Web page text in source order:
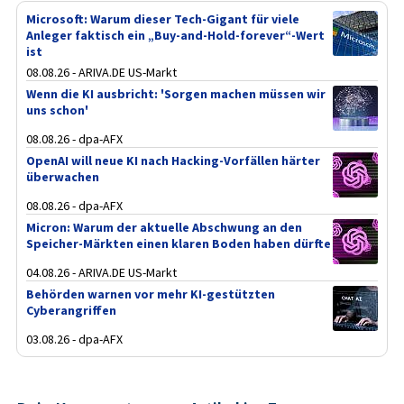
Microsoft: Warum dieser Tech-Gigant für viele
Anleger faktisch ein „Buy-and-Hold-forever“-Wert
ist
08.08.26 - ARIVA.DE US-Markt
Wenn die KI ausbricht: 'Sorgen machen müssen wir
uns schon'
08.08.26 - dpa-AFX
OpenAI will neue KI nach Hacking-Vorfällen härter
überwachen
08.08.26 - dpa-AFX
Micron: Warum der aktuelle Abschwung an den
Speicher-Märkten einen klaren Boden haben dürfte
04.08.26 - ARIVA.DE US-Markt
Behörden warnen vor mehr KI-gestützten
Cyberangriffen
03.08.26 - dpa-AFX